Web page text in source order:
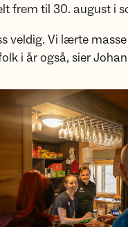
frem til 30. august i
veldig. Vi lærte
i år også, sier